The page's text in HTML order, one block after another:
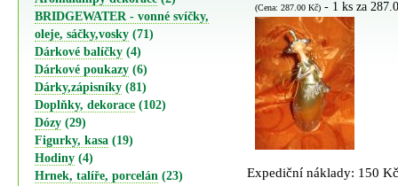
BRIDGEWATER - vonné svíčky,
oleje, sáčky,vosky (71)
Dárkové balíčky (4)
Dárkové poukazy (6)
Dárky,zápisníky (81)
Doplňky, dekorace (102)
Dózy (29)
Figurky, kasa (19)
Hodiny (4)
Hrnek, talíře, porcelán (23)
(Cena: 287.00 Kč)- 1 ks za
Expediční náklady: 150 Kč